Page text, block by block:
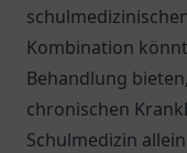
Kombination
Behandlung
chronischen
Schulmedizin